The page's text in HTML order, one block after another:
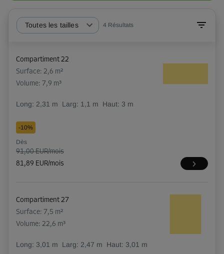
Toutes les tailles 4 Résultats
Compartiment 22
Surface: 2,6 m²
Volume: 7,9 m³
Long: 2,31 m Larg: 1,1 m Haut: 3 m
-10%
Dès
91,00 EUR/mois
81,89 EUR/mois
Compartiment 27
Surface: 7,5 m²
Volume: 22,6 m³
Long: 3,01 m Larg: 2,47 m Haut: 3,01 m